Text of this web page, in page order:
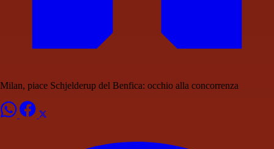
Milan, piace Schjelderup del Benfica: occhio alla concorrenza